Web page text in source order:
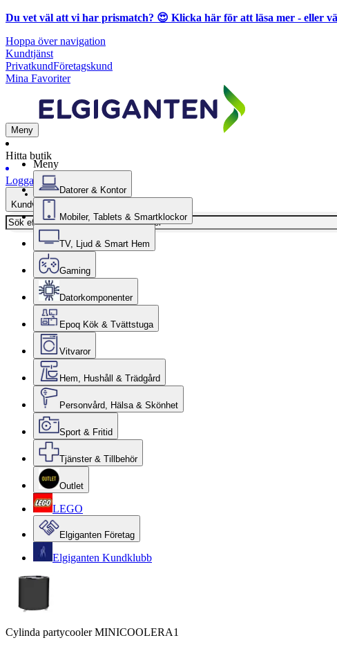
Du vet väl att vi har prismatch? 😍 Klicka här för att läsa mer - eller
Hoppa över navigation
Kundtjänst
PrivatkundFöretagskund
Mina Favoriter
Meny
Hitta butik
Logga in
Kundvagn
Meny
Datorer & Kontor
Mobiler, Tablets & Smartklockor
TV, Ljud & Smart Hem
Gaming
Datorkomponenter
Epoq Kök & Tvättstuga
Vitvaror
Hem, Hushåll & Trädgård
Personvård, Hälsa & Skönhet
Sport & Fritid
Tjänster & Tillbehör
Outlet
LEGO
Elgiganten Företag
Elgiganten Kundklubb
Cylinda partycooler MINICOOLERA1